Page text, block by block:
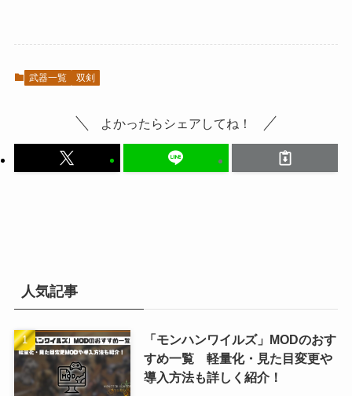
武器一覧 双剣
よかったらシェアしてね！
人気記事
「モンハンワイルズ」MODのおす
すめ一覧 軽量化・見た目変更や
導入方法も詳しく紹介！